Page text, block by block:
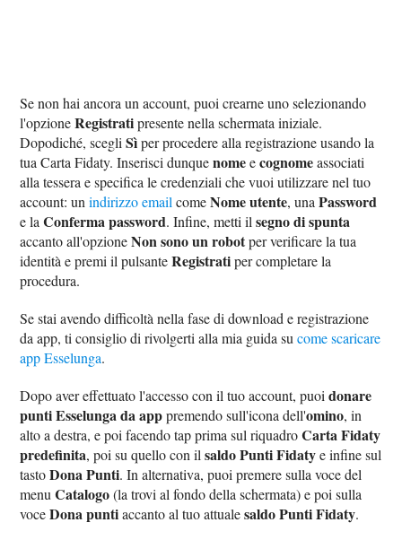
Se non hai ancora un account, puoi crearne uno selezionando
l'opzioneRegistratipresente nella schermata iniziale.
Dopodiché, scegliSìper procedere alla registrazione usando la
tua Carta Fidaty. Inserisci dunquenomeecognomeassociati
alla tessera e specifica le credenziali che vuoi utilizzare nel tuo
account: unindirizzo email comeNome utente, unaPassword
e laConferma password. Infine, metti ilsegno di spunta
accanto all'opzioneNon sono un robotper verificare la tua
identità e premi il pulsanteRegistratiper completare la
procedura.
Se stai avendo difficoltà nella fase di download e registrazione
da app, ti consiglio di rivolgerti alla mia guida sucome scaricare
app Esselunga.
Dopo aver effettuato l'accesso con il tuo account, puoidonare
punti Esselunga da apppremendo sull'icona dell'omino, in
alto a destra, e poi facendo tap prima sul riquadroCarta Fidaty
predefinita, poi su quello con ilsaldo Punti Fidatye infine sul
tastoDona Punti. In alternativa, puoi premere sulla voce del
menuCatalogo(la trovi al fondo della schermata) e poi sulla
voceDona puntiaccanto al tuo attualesaldo Punti Fidaty.